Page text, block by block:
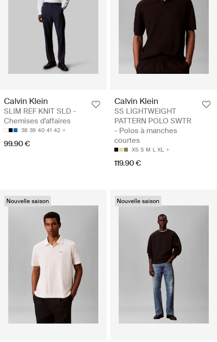
Calvin Klein
SLIM REF KNIT SLD -
Chemises d'affaires
38 39 40 41 42
99.90 €
Calvin Klein
SS LIGHTWEIGHT
PATTERN POLO SWTR
- Polos à manches
courtes
XS S M L XL
119.90 €
Nouvelle saison Nouvelle saison